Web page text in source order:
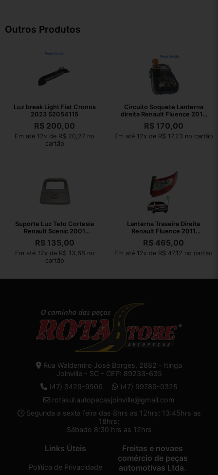
Outros Produtos
Luz break Light Fiat Cronos
2023 52054115
R$ 200,00
Em até 12x de R$ 20,27 no
cartão
Circuito Soquete Lanterna
direita Renault Fluence 2012
orig
R$170,00
Em até 12x de R$ 17,23 no cartão
Suporte Luz Teto Cortesia
Renault Scenic 2001
7700434582
R$135,00
Em até 12x de R$ 13,68 no
cartão
Lanterna Traseira Direita
Renault Fluence 2011
265502140r
Direito/passageiro
R$ 465,00
Em até 12x de R$ 47,12 no cartão
Rua Waldemiro José Borges, 2882 - Itinga
Joinville - SC - CEP: 89233-635
(47) 3429-9506
(47) 99789-0325
rotasul.autopecasjoinville@gmail.com
Segunda a sexta feira das 8hrs as 12hrs; 13:45hrs as
18hrs;
Sábado 8:30 hrs as 12hrs
Links Úteis
Política de Privacidade
Freitas e novaes
comércio de peças
automotivas Ltda.